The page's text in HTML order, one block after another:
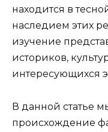
находится в
наследием этих
изучение
историков,
интересующихся
В данной статье
происхождение